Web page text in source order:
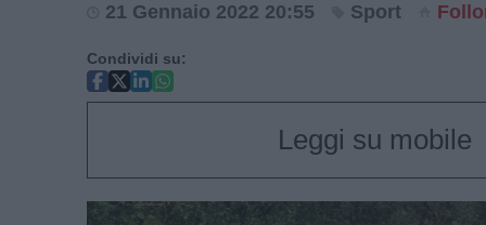
21 Gennaio 2022 20:55 Sport
Condividi su:
Leggi su mobile